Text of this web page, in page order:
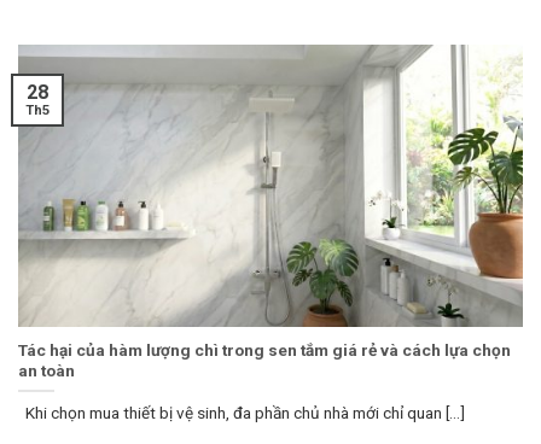
Tác hại của hàm lượng chì trong sen tắm giá rẻ và cách lựa chọn
an toàn
Khi chọn mua thiết bị vệ sinh, đa phần chủ nhà mới chỉ quan [...]
28
Th5